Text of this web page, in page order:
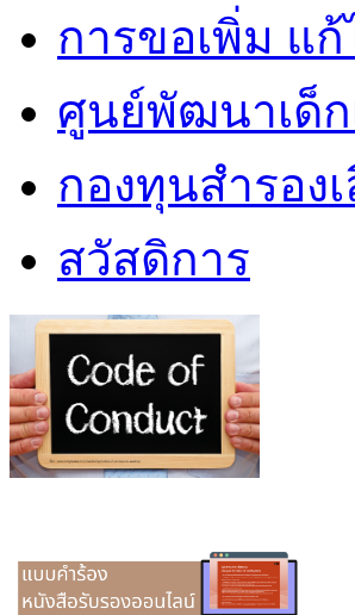
การขอเพิ่ม แ
ศูนย์พัฒนาเด็ก
กองทุนสำรอง
สวัสดิการ